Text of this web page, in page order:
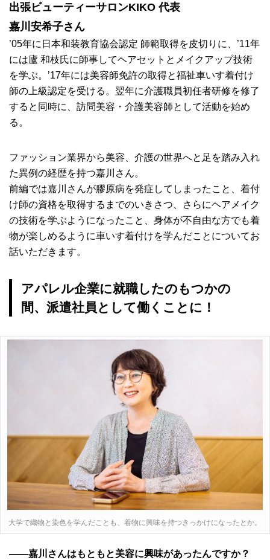
出張ビューティーサロンKIKO 代表
嘉川安希子さん
’05年に日本和装教育協会認定 師範取得を皮切りに、’11年
には廬 和枝氏に師事してヘアセットとメイクアップ技術
を学ぶ。’17年には美容師免許の取得と福祉車いす着付け
師の上級認定を受ける。翌年に介護職員初任者研修を修了
すると同時に、訪問美容・介護美容師として活動を始め
る。
ファッション業界から美容、介護の世界へと足を踏み入れ
た異例の経歴を持つ嘉川さん。
前編では嘉川さんが膠原病を発症してしまったこと、着付
け師の資格を取得するまでのいきさつ、さらにヘアメイク
の技術を学ぶようになったこと、身体が不自由な方でも着
物が楽しめるように車いす着付けを学んだことについてお
話いただきます。
アパレル企業に就職したのもつかの
間、派遣社員として働くことに！
大学で織物と染色を学んだことも、着物に興味を持つきっかけになったとか。
――嘉川さんはもともと美容に興味があったんですか？